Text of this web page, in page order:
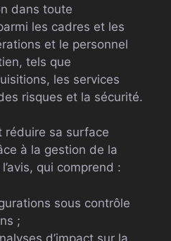
dans toute
les cadres et les
et le personnel
tels que
les services
risques et la sécurité.
réduire sa surface
à la gestion de la
qui comprend :
sous contrôle
;
d’impact sur la